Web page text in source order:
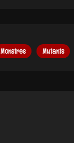
Monstres Mutants